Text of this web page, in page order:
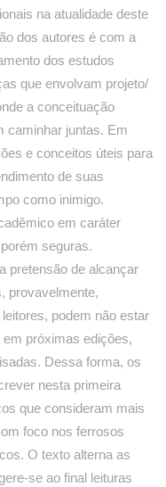
na atualidade deste
dos autores é com a
dos estudos
que envolvam projeto/
a conceituação
caminhar juntas. Em
e conceitos úteis para
de suas
como inimigo.
em caráter
seguras.
pretensão de alcançar
provavelmente,
podem não estar
próximas edições,
Dessa forma, os
nesta primeira
que consideram mais
foco nos ferrosos
O texto alterna as
se ao final leituras